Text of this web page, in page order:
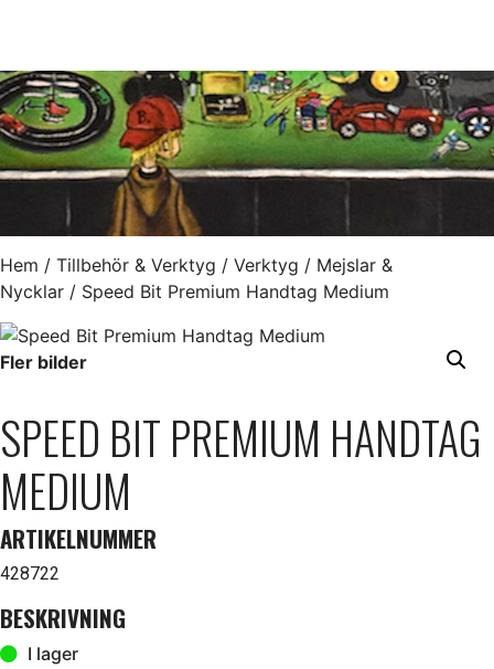
Hem / Tillbehör & Verktyg / Verktyg / Mejslar &
Nycklar / Speed Bit Premium Handtag Medium
Fler bilder
SPEED BIT PREMIUM HANDTAG
MEDIUM
ARTIKELNUMMER
428722
BESKRIVNING
I lager